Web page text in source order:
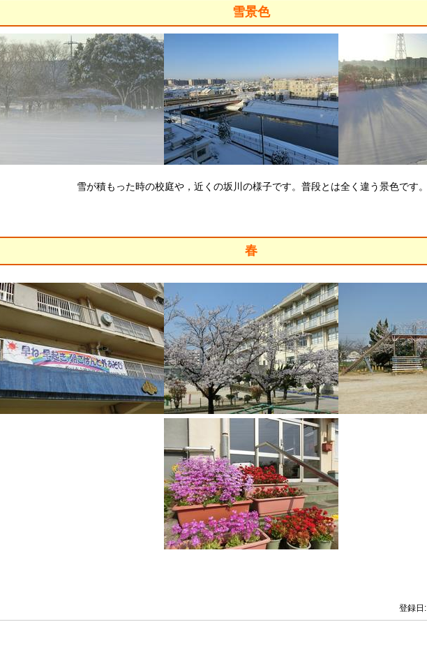
雪景色
雪が積もった時の校庭や，近くの坂川の様子です。普段とは全く違う景色です。
春
登録日: